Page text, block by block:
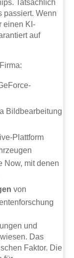
Tatsächlich
passiert. Wenn
einen KI-
auf
Bildbearbeitung
Plattform
Now, mit denen
von
und
Das
Faktor. Die